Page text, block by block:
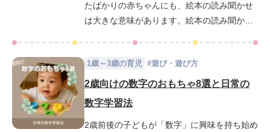
についても紹介します。
たばかりの赤ちゃんにも、絵本の読み聞かせ
は大きな意味があります。絵本の読み聞かせ
なるのです。この記事では、0歳の赤ちゃんに
ぴったりな絵本を厳選して10冊ご紹介しま
す。さらに効果的な読み聞かせのコツや赤ち
ゃんの反応を引き出す絵本の選び方もあわせ
て解説！出産祝いに何を贈るか迷っている方
1歳～3歳の育児 #遊び・遊び方
2歳向けの数字のおもちゃ8選と日常の
数字学習法
2歳前後の子どもが「数字」に興味を持ち始め